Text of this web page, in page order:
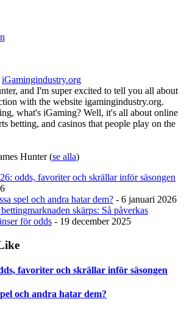
iGamingindustry.org
and I'm super excited to tell you all about
with the website igamingindustry.org.
what's iGaming? Well, it's all about online
betting, and casinos that people play on the
Hunter(se alla)
odds, favoriter och skrällar inför säsongen
spel och andra hatar dem? - 6 januari 2026
skärps: Så påverkas
för odds - 19 december 2025
favoriter och skrällar inför säsongen
och andra hatar dem?